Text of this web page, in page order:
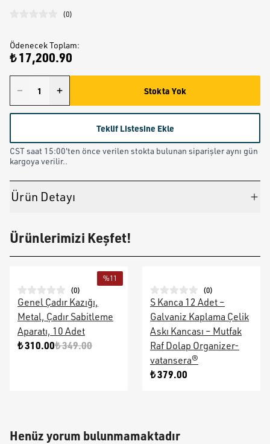
(0)
Ödenecek Toplam:
₺ 17,200.90
Stokta Yok
Teklif Listesine Ekle
CST saat 15:00'ten önce verilen stokta bulunan siparişler aynı gün
kargoya verilir..
Ürün Detayı
Ürünlerimizi Keşfet!
%11
(0)
Genel Çadır Kazığı,
Metal, Çadır Sabitleme
Aparatı, 10 Adet
₺ 310.00₺ 349.00
(0)
S Kanca 12 Adet –
Galvaniz Kaplama Çelik
Askı Kancası – Mutfak
Raf Dolap Organizer-
vatansera®
₺ 379.00
Henüz yorum bulunmamaktadır